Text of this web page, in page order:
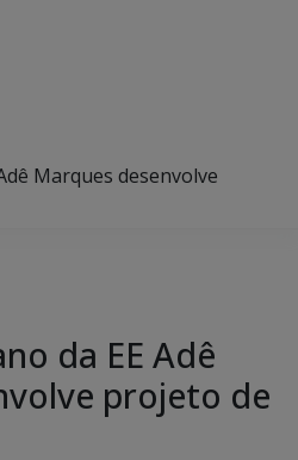
Marques desenvolve
da EE Adê
projeto de